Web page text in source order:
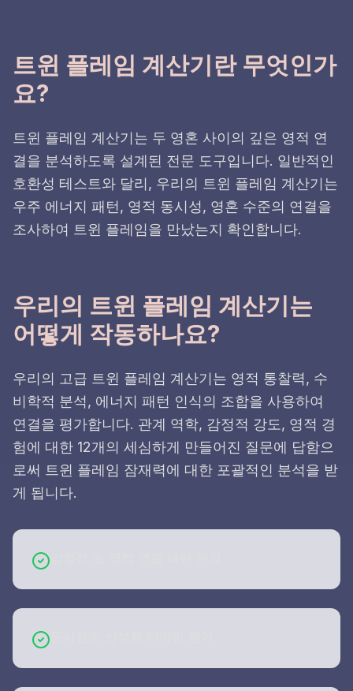
트윈 플레임 계산기란 무엇인가
요?
트윈 플레임 계산기는 두 영혼 사이의 깊은 영적 연
결을 분석하도록 설계된 전문 도구입니다. 일반적인
호환성 테스트와 달리, 우리의 트윈 플레임 계산기는
우주 에너지 패턴, 영적 동시성, 영혼 수준의 연결을
조사하여 트윈 플레임을 만났는지 확인합니다.
우리의 트윈 플레임 계산기는
어떻게 작동하나요?
우리의 고급 트윈 플레임 계산기는 영적 통찰력, 수
비학적 분석, 에너지 패턴 인식의 조합을 사용하여
연결을 평가합니다. 관계 역학, 감정적 강도, 영적 경
험에 대한 12개의 세심하게 만들어진 질문에 답함으
로써 트윈 플레임 잠재력에 대한 포괄적인 분석을 받
게 됩니다.